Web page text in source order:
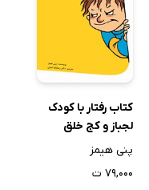
کتاب رفتار با کودک
لجباز و کج خلق
پنی هیمز
۷۹,۰۰۰ ت